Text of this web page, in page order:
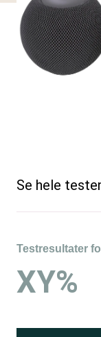
Se hele
Testresultater
XY%